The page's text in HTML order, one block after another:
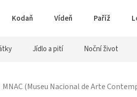
Kodaň Vídeň Paříž
Jídlo a pití Noční život
MNAC (Museu Nacional de Arte